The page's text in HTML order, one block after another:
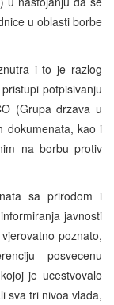
u oblasti borbe
i to je razlog
potpisivanju
(Grupa drzava u
dokumenata, kao i
na borbu protiv
sa prirodom i
javnosti
poznato,
posvecenu
je ucestvovalo
sva tri nivoa vlada,